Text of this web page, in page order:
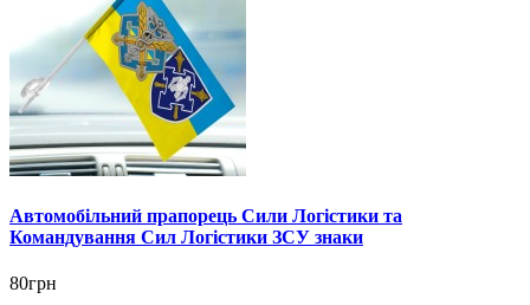
Автомобільний прапорець Сили Логістики та
Командування Сил Логістики ЗСУ знаки
80грн